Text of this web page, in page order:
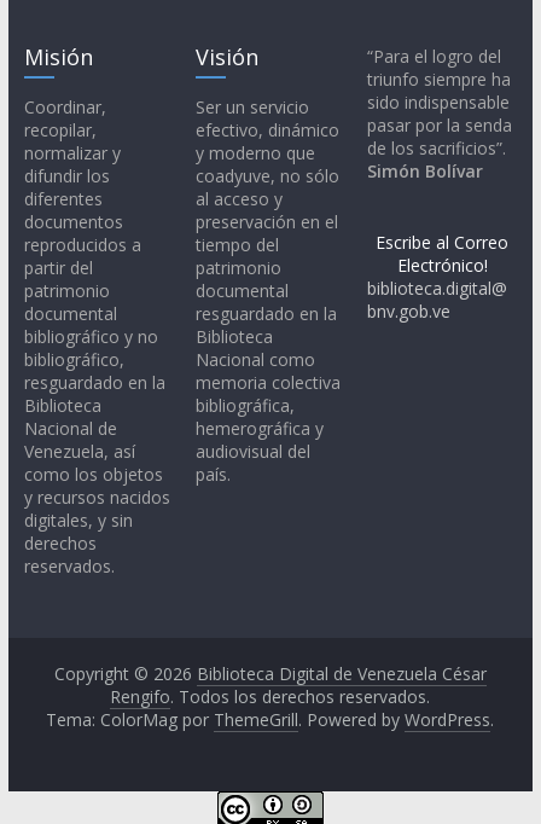
Misión
Coordinar,
recopilar,
normalizar y
difundir los
diferentes
documentos
reproducidos a
partir del
patrimonio
documental
bibliográfico y no
bibliográfico,
resguardado en la
Biblioteca
Nacional de
Venezuela, así
como los objetos
y recursos nacidos
digitales, y sin
derechos
reservados.
Visión
Ser un servicio
efectivo, dinámico
y moderno que
coadyuve, no sólo
al acceso y
preservación en el
tiempo del
patrimonio
documental
resguardado en la
Biblioteca
Nacional como
memoria colectiva
bibliográfica,
hemerográfica y
audiovisual del
país.
“Para el logro del
triunfo siempre ha
sido indispensable
pasar por la senda
de los sacrificios”.
Simón Bolívar
Escribe al Correo
Electrónico!
biblioteca.digital@
bnv.gob.ve
Copyright © 2026 Biblioteca Digital de Venezuela César
Rengifo. Todos los derechos reservados.
Tema: ColorMag por ThemeGrill. Powered byWordPress.